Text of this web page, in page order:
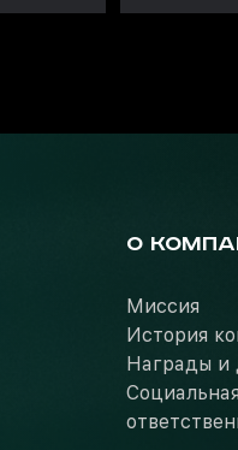
О
Миссия
История
Награды и
Социальная